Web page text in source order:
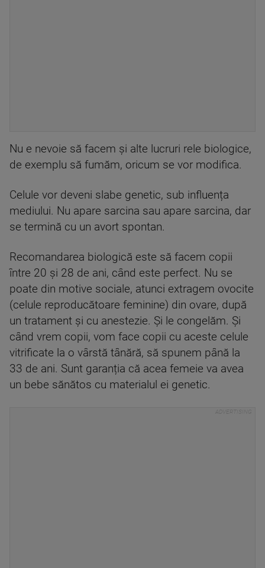
Nu e nevoie să facem și alte lucruri rele biologice,
de exemplu să fumăm, oricum se vor modifica.
Celule vor deveni slabe genetic, sub influența
mediului. Nu apare sarcina sau apare sarcina, dar
se termină cu un avort spontan.
Recomandarea biologică este să facem copii
între 20 și 28 de ani, când este perfect. Nu se
poate din motive sociale, atunci extragem ovocite
(celule reproducătoare feminine) din ovare, după
un tratament și cu anestezie. Și le congelăm. Și
când vrem copii, vom face copii cu aceste celule
vitrificate la o vârstă tânără, să spunem până la
33 de ani. Sunt garanția că acea femeie va avea
un bebe sănătos cu materialul ei genetic.